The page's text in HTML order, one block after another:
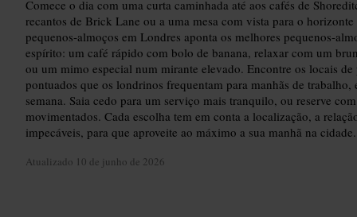
Comece o dia com uma curta caminhada até aos cafés de
recantos de Brick Lane ou a uma mesa com vista para o
pequenos‑almoços em Londres aponta os melhores
espírito: um café rápido com bolo de banana, relaxar com um
ou um mimo especial num mirante elevado. Encontre os locais de
pontuados que os londrinos frequentam para manhãs de
semana. Saia cedo para um serviço mais tranquilo, ou reserve
movimentados. Cada escolha tem em conta a localização, a
impecáveis, para que aproveite ao máximo a sua manhã na cidade.
Atualizado 10 de junho de 2026